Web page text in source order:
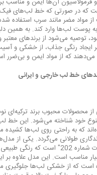
که در صورتی که خط لب‌های فیک
مواد مضر مانند سرب استفاده
لب‌ها وارد کند. به همین
توصیه می‌شود از برندهای معتبر
ایجاد رنگی جذاب، از خشکی و
می‌دهند که از مواد ایمن و بی‌ضرر
خط لب خارجی و ایرانی
محصولات محبوب برند ترکیه‌ای
خود شناخته می‌شود. این خط
که به راحتی روی لب‌ها کشیده
طولانی می‌گردد. یکی از
نوت، "خط لب نوت شماره 202" است
مناسب است. این مدل علاوه بر
است که از خشکی لب‌ها